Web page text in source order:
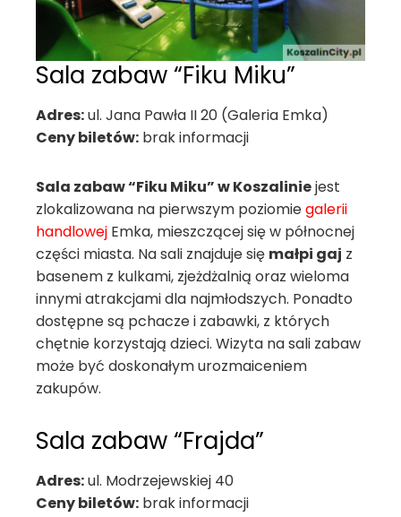
Sala zabaw “Fiku Miku”
Adres:ul. Jana Pawła II 20 (Galeria Emka)
Ceny biletów: brak informacji
Sala zabaw “Fiku Miku” w Koszaliniejest
zlokalizowana na pierwszym poziomiegalerii
handlowej Emka, mieszczącej się w północnej
części miasta. Na sali znajduje się małpi gaj z
basenem z kulkami, zjeżdżalnią oraz wieloma
innymi atrakcjami dla najmłodszych. Ponadto
dostępne są pchacze i zabawki, z których
chętnie korzystają dzieci. Wizyta na sali zabaw
może być doskonałym urozmaiceniem
zakupów.
Sala zabaw “Frajda”
Adres:ul. Modrzejewskiej 40
Ceny biletów: brak informacji